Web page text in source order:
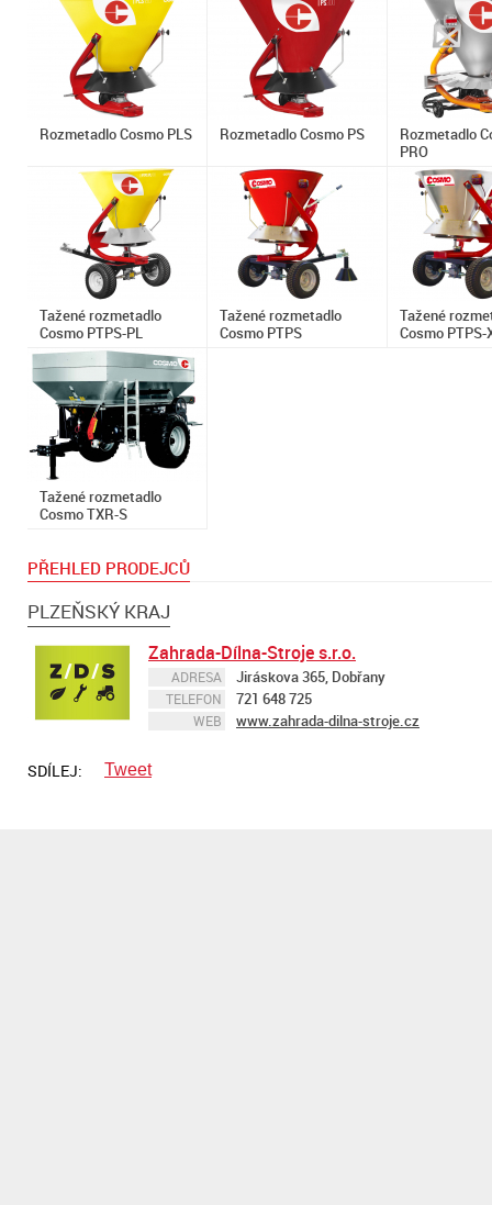
Rozmetadlo Cosmo PLS Rozmetadlo Cosmo PS
Rozmetadlo
PRO
Tažené rozmetadlo
Cosmo PTPS-PL
Tažené rozmetadlo
Cosmo PTPS
Tažené
Cosmo PTPS-
Tažené rozmetadlo
Cosmo TXR-S
PŘEHLED PRODEJCŮ
PLZEŇSKÝ KRAJ
Zahrada-Dílna-Stroje s.r.o.
ADRESA Jiráskova 365, Dobřany
TELEFON 721 648 725
WEB www.zahrada-dilna-stroje.cz
SDÍLEJ: Tweet